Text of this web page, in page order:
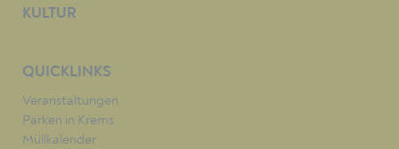
KULTUR
QUICKLINKS
Veranstaltungen
Parken in Krems
Müllkalender